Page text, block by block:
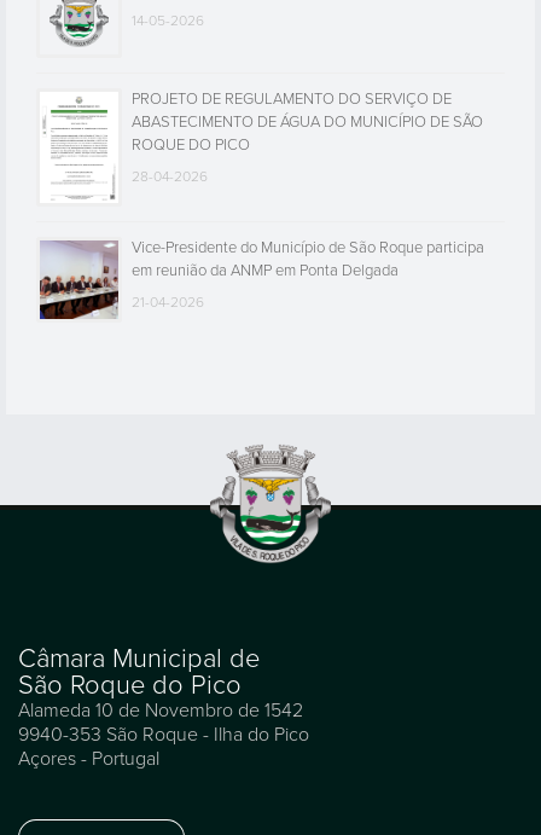
14-05-2026
PROJETO DE REGULAMENTO DO SERVIÇO DE
ABASTECIMENTO DE ÁGUA DO MUNICÍPIO DE SÃO
ROQUE DO PICO
28-04-2026
Vice-Presidente do Município de São Roque participa
em reunião da ANMP em Ponta Delgada
21-04-2026
Câmara Municipal de
São Roque do Pico
Alameda 10 de Novembro de 1542
9940-353 São Roque - Ilha do Pico
Açores - Portugal